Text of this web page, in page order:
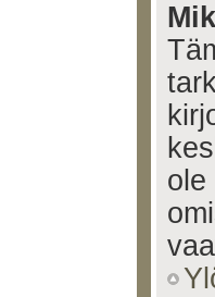
ole